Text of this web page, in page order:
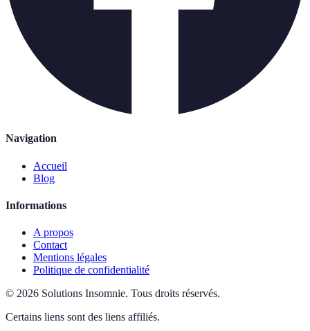
Navigation
Accueil
Blog
Informations
A propos
Contact
Mentions légales
Politique de confidentialité
© 2026 Solutions Insomnie. Tous droits réservés.
Certains liens sont des liens affiliés.